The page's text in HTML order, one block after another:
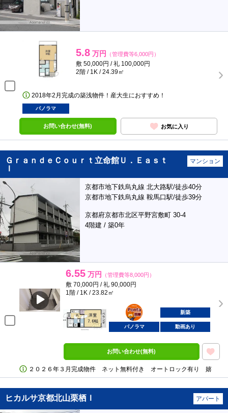
5.8 万円 （管理費等6,000円）
敷 50,000円 / 礼 100,000円
2階 / 1K / 24.39㎡
2018年2月完成の築浅物件！産大生におすすめ！
パノラマ
お問い合わせ(無料) お気に入り
ＧｒａｎｄｅＣｏｕｒｔ立命館Ｕ．Ｅａｓｔ
Ｉ
マンション
京都市地下鉄烏丸線 北大路駅/徒歩40分
京都市地下鉄烏丸線 鞍馬口駅/徒歩39分
京都府京都市北区平野宮敷町 30-4
4階建 / 築0年
6.55 万円 （管理費等8,000円）
敷 70,000円 / 礼 90,000円
1階 / 1K / 23.82㎡
ポンタ
部屋
新築
パノラマ 動画あり
お問い合わせ(無料)
２０２６年３月完成物件 ネット無料付き オートロック有り 嬉
ヒカルサ京都北山栗栖Ｉ アパート